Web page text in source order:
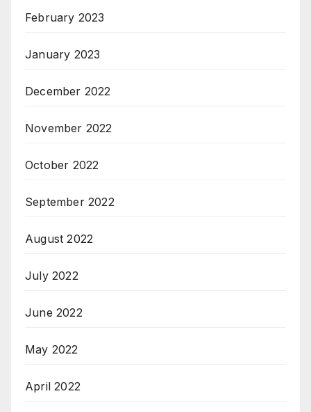
February 2023
January 2023
December 2022
November 2022
October 2022
September 2022
August 2022
July 2022
June 2022
May 2022
April 2022